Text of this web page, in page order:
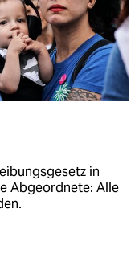
in
Abgeordnete: Alle